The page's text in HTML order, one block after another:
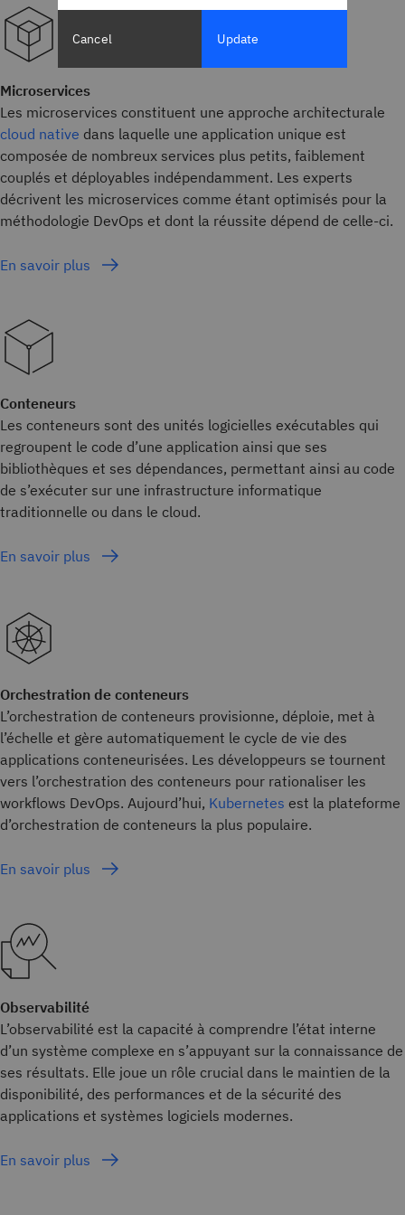
Microservices
Les microservices constituent une approche architecturale
cloud native dans laquelle une application unique est
composée de nombreux services plus petits, faiblement
couplés et déployables indépendamment. Les experts
décrivent les microservices comme étant optimisés pour la
méthodologie DevOps et dont la réussite dépend de celle-ci.
En savoir plus
Conteneurs
Les conteneurs sont des unités logicielles exécutables qui
regroupent le code d’une application ainsi que ses
bibliothèques et ses dépendances, permettant ainsi au code
de s’exécuter sur une infrastructure informatique
traditionnelle ou dans le cloud.
En savoir plus
Orchestration de conteneurs
L’orchestration de conteneurs provisionne, déploie, met à
l’échelle et gère automatiquement le cycle de vie des
applications conteneurisées. Les développeurs se tournent
vers l’orchestration des conteneurs pour rationaliser les
workflows DevOps. Aujourd’hui, Kubernetes est la plateforme
d’orchestration de conteneurs la plus populaire.
En savoir plus
Observabilité
L’observabilité est la capacité à comprendre l’état interne
d’un système complexe en s’appuyant sur la connaissance de
ses résultats. Elle joue un rôle crucial dans le maintien de la
disponibilité, des performances et de la sécurité des
applications et systèmes logiciels modernes.
En savoir plus
Cancel Update